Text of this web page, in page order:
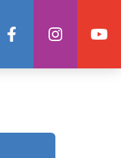
Social